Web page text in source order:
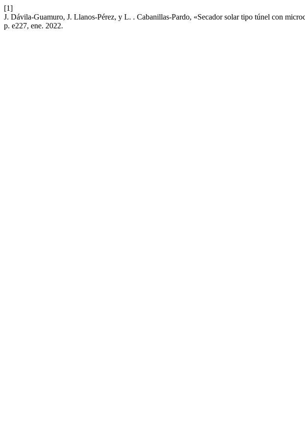
[1]
J. Dávila-Guamuro, J. Llanos-Pérez, y L. . Cabanillas-Pardo, «Secador solar tipo túnel con
p. e227, ene. 2022.